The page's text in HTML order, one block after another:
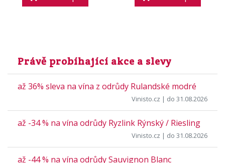
Právě probíhající akce a slevy
až 36% sleva na vína z odrůdy Rulandské modré
Vinisto.cz | do 31.08.2026
až -34 % na vína odrůdy Ryzlink Rýnský / Riesling
Vinisto.cz | do 31.08.2026
až -44 % na vína odrůdy Sauvignon Blanc